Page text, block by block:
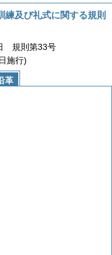
練及び礼式に関する規則
規則第33号
施行)
革